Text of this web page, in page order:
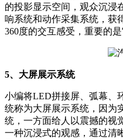
的投影显示空间，观众沉浸
响系统和动作采集系统，获
360度的交互感受，重要的
5、大屏展示系统
小编将LED拼接屏、弧幕、
统称为大屏展示系统，因为
统，一方面给人以震撼的视
一种沉浸式的观感，通过清